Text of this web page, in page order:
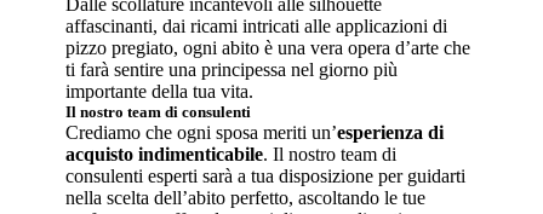
Dalle scollature incantevoli alle silhouette
affascinanti, dai ricami intricati alle applicazioni di
pizzo pregiato, ogni abito è una vera opera d’arte che
ti farà sentire una principessa nel giorno più
importante della tua vita.
Il nostro team di consulenti
Crediamo che ogni sposa meriti un’esperienza di
acquisto indimenticabile. Il nostro team di
consulenti esperti sarà a tua disposizione per guidarti
nella scelta dell’abito perfetto, ascoltando le tue